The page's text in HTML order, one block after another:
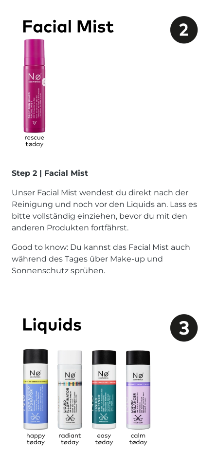
Step 2 | Facial Mist
Unser Facial Mist wendest du direkt nach der
Reinigung und noch vor den Liquids an. Lass es
bitte vollständig einziehen, bevor du mit den
anderen Produkten fortfährst.
Good to know: Du kannst das Facial Mist auch
während des Tages über Make-up und
Sonnenschutz sprühen.